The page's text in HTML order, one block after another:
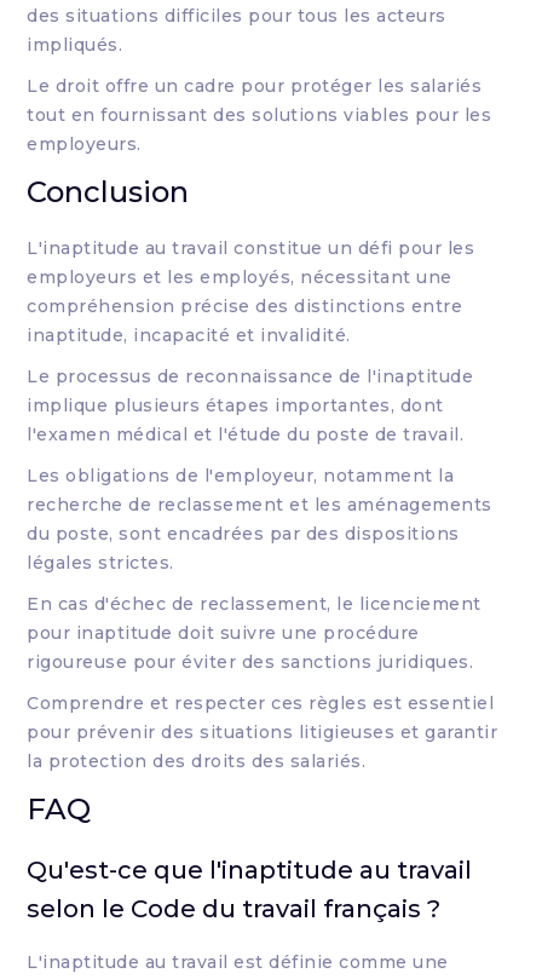
des situations difficiles pour tous les acteurs
impliqués.
Le droit offre un cadre pour protéger les salariés
tout en fournissant des solutions viables pour les
employeurs.
Conclusion
L'inaptitude au travail constitue un défi pour les
employeurs et les employés, nécessitant une
compréhension précise des distinctions entre
inaptitude, incapacité et invalidité.
Le processus de reconnaissance de l'inaptitude
implique plusieurs étapes importantes, dont
l'examen médical et l'étude du poste de travail.
Les obligations de l'employeur, notamment la
recherche de reclassement et les aménagements
du poste, sont encadrées par des dispositions
légales strictes.
En cas d'échec de reclassement, le licenciement
pour inaptitude doit suivre une procédure
rigoureuse pour éviter des sanctions juridiques.
Comprendre et respecter ces règles est essentiel
pour prévenir des situations litigieuses et garantir
la protection des droits des salariés.
FAQ
Qu'est-ce que l'inaptitude au travail
selon le Code du travail français ?
L'inaptitude au travail est définie comme une